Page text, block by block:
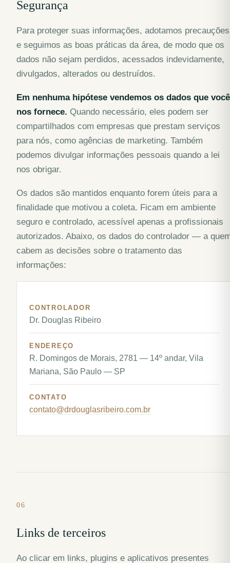
Segurança
Para proteger suas informações, adotamos precauções
e seguimos as boas práticas da área, de modo que os
dados não sejam perdidos, acessados indevidamente,
divulgados, alterados ou destruídos.
Em nenhuma hipótese vendemos os dados que você
nos fornece. Quando necessário, eles podem ser
compartilhados com empresas que prestam serviços
para nós, como agências de marketing. Também
podemos divulgar informações pessoais quando a lei
nos obrigar.
Os dados são mantidos enquanto forem úteis para a
finalidade que motivou a coleta. Ficam em ambiente
seguro e controlado, acessível apenas a profissionais
autorizados. Abaixo, os dados do controlador — a
cabem as decisões sobre o tratamento das
informações:
CONTROLADOR
Dr. Douglas Ribeiro
ENDEREÇO
R. Domingos de Morais, 2781 — 14º andar, Vila
Mariana, São Paulo — SP
CONTATO
contato@drdouglasribeiro.com.br
06
Links de terceiros
Ao clicar em links, plugins e aplicativos presentes